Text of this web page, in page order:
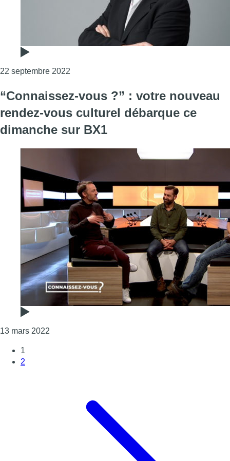
22 septembre 2022
“Connaissez-vous ?” : votre nouveau
rendez-vous culturel débarque ce
dimanche sur BX1
13 mars 2022
1
2